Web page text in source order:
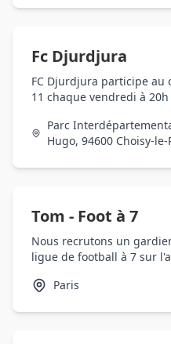
Fc Djurdjura
FC Djurdjura participe au
11 chaque vendredi à
Parc
Hugo, 94600 Choisy-le-
Tom - Foot à 7
Nous recrutons un
ligue de football à 7 sur
Paris